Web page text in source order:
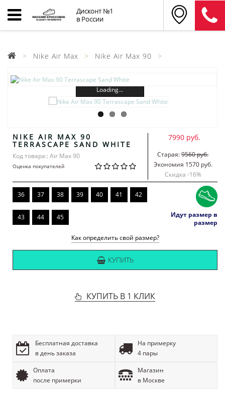
Дисконт №1
в России
Nike Air Max Nike Air Max 90
Loading...
NIKE AIR MAX 90
TERRASCAPE SAND WHITE
Код товара:: Air Max 90
Оценка покупателей
7990 руб.
Старая:9560 руб.
Экономия 1570 руб.
Скидка -16%
36 37 38 39 40 41 42
43 44 45
Идут размер в
размер
Как определить свой размер?
КУПИТЬ
КУПИТЬ В 1 КЛИК
Бесплатная доставка
в день заказа
На примерку
4 пары
Оплата
после примерки
Магазин
в Москве